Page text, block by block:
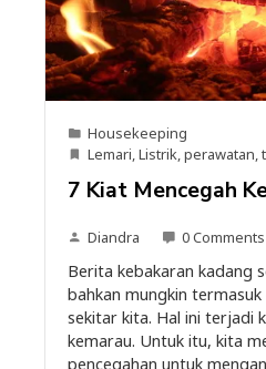
Housekeeping
Lemari Listrik perawatan
7 Kiat Mencegah
Diandra 0 Comments
Berita kebakaran kadang
bahkan mungkin
sekitar kita. Hal ini terjadi
kemarau. Untuk itu, kita
pencegahan untuk